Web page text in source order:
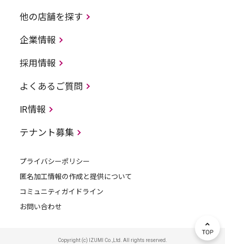
他の店舗を探す
企業情報
採用情報
よくあるご質問
IR情報
テナント募集
プライバシーポリシー
匿名加工情報の作成と提供について
コミュニティガイドライン
お問い合わせ
Copyright (c) IZUMI Co.,Ltd. All rights reserved.